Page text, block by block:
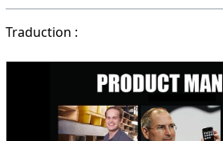
Traduction :